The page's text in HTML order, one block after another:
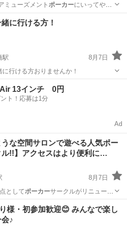
ミューズメント ポーカーにいってやり
ーのレベル感などの…
友達 ポーカー
に行ける方！
駅
8月7日
に行ける方おりませんか！
その他
13インチ 0円
ト！応募は1分
Ad
うな空間サロンで遊べる人気ポー
ル!!】アクセスはより便利に…
8月7日
としてポーカーサークルがリニューア
ゲーム/アプリ サロン
様・初参加歓迎😊 みんなで楽し
♪